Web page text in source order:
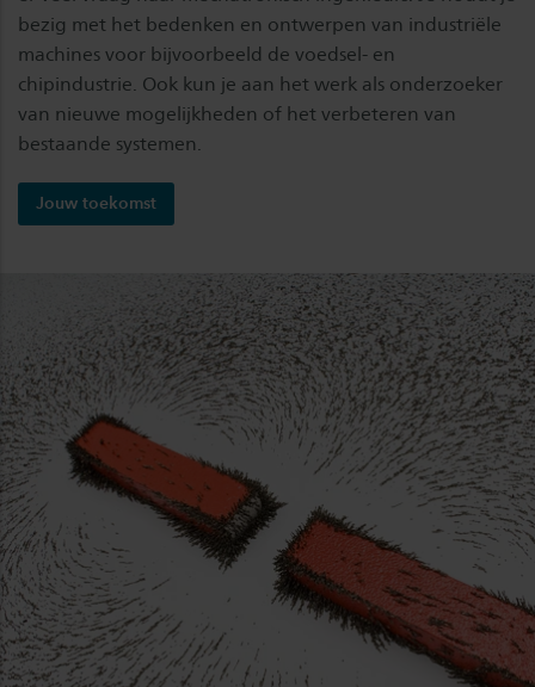
bezig met het bedenken en ontwerpen van industriële
machines voor bijvoorbeeld de voedsel- en
chipindustrie. Ook kun je aan het werk als onderzoeker
van nieuwe mogelijkheden of het verbeteren van
bestaande systemen.
Jouw toekomst